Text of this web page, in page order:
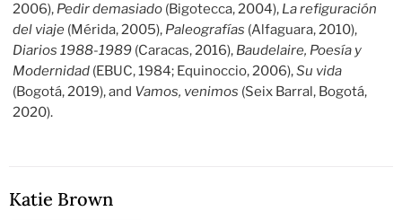
2006), Pedir demasiado (Bigotecca, 2004), La refiguración
del viaje (Mérida, 2005), Paleografías (Alfaguara, 2010),
Diarios 1988-1989 (Caracas, 2016), Baudelaire, Poesía y
Modernidad (EBUC, 1984; Equinoccio, 2006),Su vida
(Bogotá, 2019), and Vamos, venimos (Seix Barral, Bogotá,
2020).
Katie Brown